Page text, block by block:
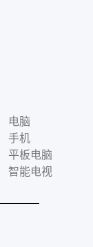
电脑
手机
平板电脑
智能电视